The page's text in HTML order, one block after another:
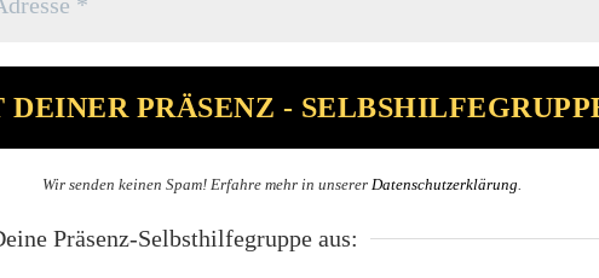
Wir senden keinen Spam! Erfahre mehr in unserer Datenschutzerklärung.
Präsenz-Selbsthilfegruppe aus: